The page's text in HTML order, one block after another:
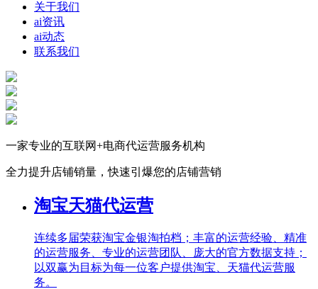
关于我们
ai资讯
ai动态
联系我们
一家专业的互联网+电商代运营服务机构
全力提升店铺销量，快速引爆您的店铺营销
淘宝天猫代运营
连续多届荣获淘宝金银淘拍档；丰富的运营经验、精准
的运营服务、专业的运营团队、庞大的官方数据支持；
以双赢为目标为每一位客户提供淘宝、天猫代运营服
务。